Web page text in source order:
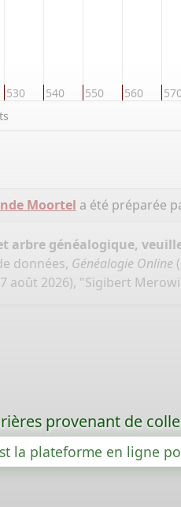
530 540 550 560
Moortel a été préparée
arbre généalogique,
données, Généalogie Online (
août 2026), "Sigibert
provenant de
la plateforme en ligne